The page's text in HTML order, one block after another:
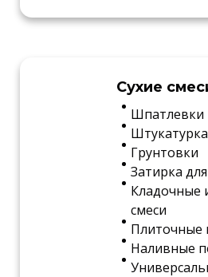
Сухие
Шпатлевки
Штукатурка
Грунтовки
Затирка
Кладочные
смеси
Плиточные
Наливные